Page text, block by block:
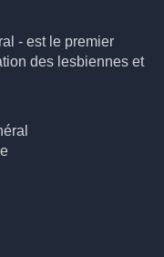
- est le premier
des lesbiennes et